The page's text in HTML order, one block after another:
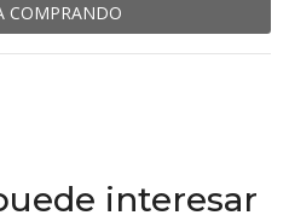
COMPRANDO
interesar